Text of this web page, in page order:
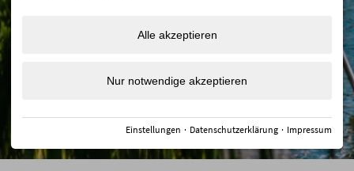
Alle akzeptieren
Nur notwendige akzeptieren
Einstellungen · Datenschutzerklärung · Impressum